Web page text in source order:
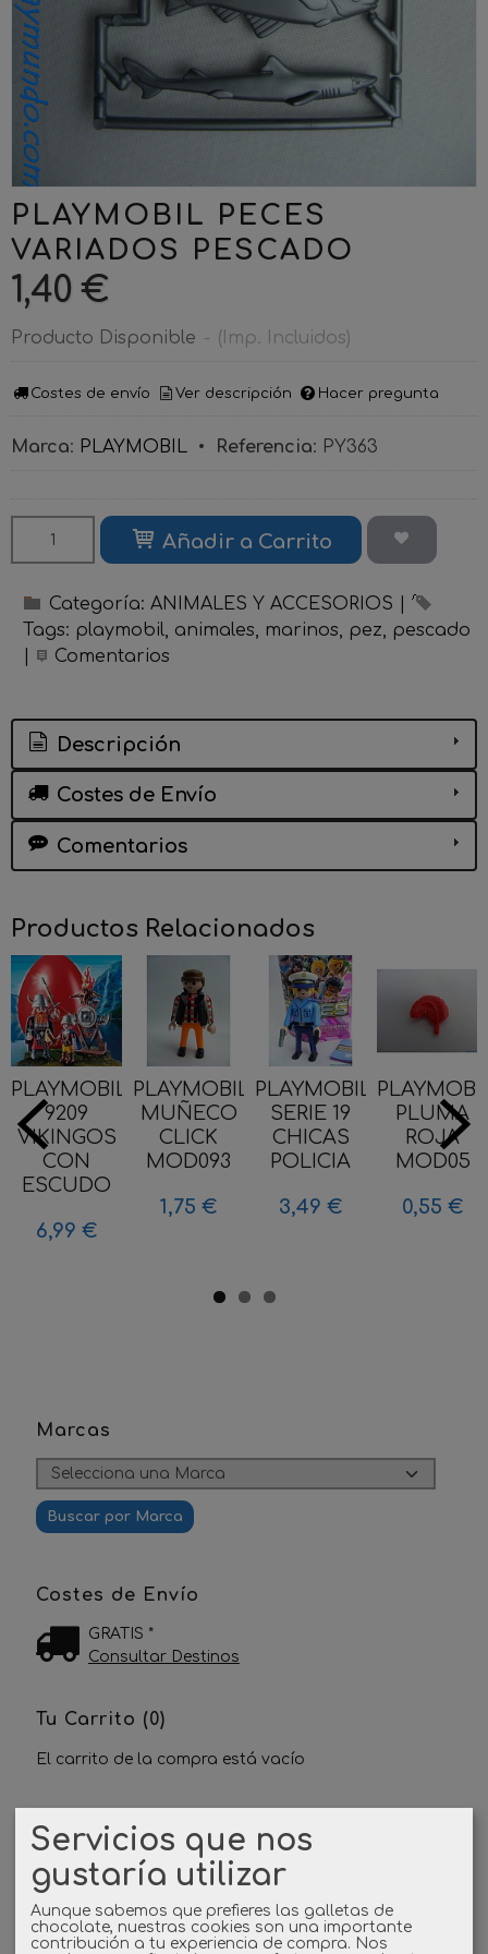
Marcas
Costes de Envío
GRATIS *
Consultar Destinos
Tu Carrito (0)
El carrito de la compra está vacío
Redes Sociales
Twitter
Linkedin
PLAYMOBIL PECES
VARIADOS PESCADO
1,40 €
Producto Disponible - (Imp. Incluidos)
Costes de envío Ver descripción Hacer pregunta
Marca: PLAYMOBIL • Referencia: PY363
Añadir a Carrito
Categoría: ANIMALES Y ACCESORIOS
Tags: playmobil animales marinos pez
pescado
Comentarios
Descripción
Costes de Envío
Comentarios
Productos Relacionados
PLAYMOBIL
9209
VIKINGOS
CON
ESCUDO
6,99 €
PLAYMOBIL
MUÑECO
CLICK
MOD093
1,75 €
PLAYMOBIL
SERIE 19
CHICAS
POLICIA
3,49 €
PLUMA
ROJA
MOD05
0,55 €
Servicios que nos
gustaría utilizar
Aunque sabemos que prefieres las galletas de
chocolate, nuestras cookies son una importante
contribución a tu experiencia de compra. Nos